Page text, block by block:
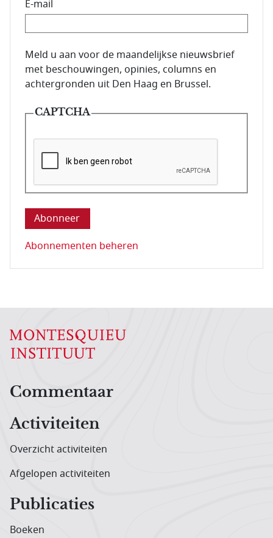
E-mail
E-mailadres van de abonnee.
Meld u aan voor de maandelijkse nieuwsbrief
met beschouwingen, opinies, columns en
achtergronden uit Den Haag en Brussel.
CAPTCHA
Deze vraag is om te controleren dat u een mens
Abonnementen beheren
Hoofdnavigatiemenu
Commentaar
Activiteiten
Overzicht activiteiten
Afgelopen activiteiten
Publicaties
Boeken